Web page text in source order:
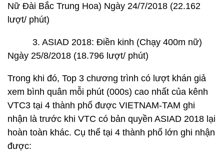
Nữ Đài Bắc Trung Hoa) Ngày 24/7/2018 (22.162
lượt/ phút)
3. ASIAD 2018: Điền kinh (Chạy 400m nữ)
Ngày 25/8/2018 (18.796 lượt/ phút)
Trong khi đó, Top 3 chương trình có lượt khán giả
xem bình quân mỗi phút (000s) cao nhất của kênh
VTC3 tại 4 thành phố được VIETNAM-TAM ghi
nhận là trước khi VTC có bản quyền ASIAD 2018 lại
hoàn toàn khác. Cụ thể tại 4 thành phố lớn ghi nhận
được: